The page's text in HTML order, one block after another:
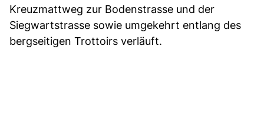
Kreuzmattweg zur Bodenstrasse und der
Siegwartstrasse sowie umgekehrt entlang des
bergseitigen Trottoirs verläuft.